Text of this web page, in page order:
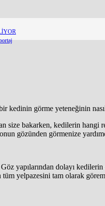
görme yeteneğinin nasıl
size bakarken, kedilerin
gözünden görmenize
yapılarından dolayı
yelpazesini tam olarak